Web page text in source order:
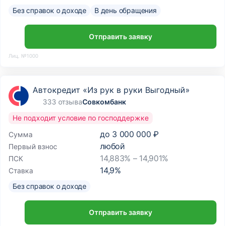
Без справок о доходе В день обращения
Отправить заявку
Лиц. №1000
Автокредит «Из рук в руки Выгодный»
333 отзываСовкомбанк
Сумма до 3 000 000 ₽
Первый взнос любой
ПСК 14,883% – 14,901%
Ставка 14,9%
Не подходит условие по господдержке
Без справок о доходе
Отправить заявку